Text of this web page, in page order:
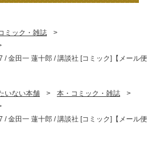
ミック・雑誌
>
/ 金田一 蓮十郎 / 講談社 [コミック]【メール便
いない本舗 > 本・コミック・雑誌
>
/ 金田一 蓮十郎 / 講談社 [コミック]【メール便